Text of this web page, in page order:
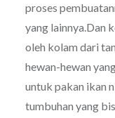
proses
yang lainnya.Dan
oleh kolam dari
hewan-hewan
untuk pakan ikan
tumbuhan yang